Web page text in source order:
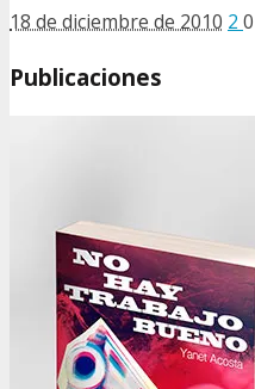
18 de diciembre de 2010 2 0
Publicaciones